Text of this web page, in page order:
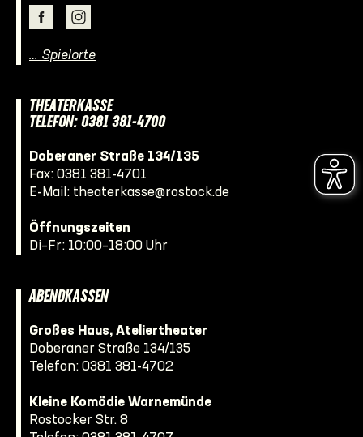
… Spielorte
THEATERKASSE
TELEFON: 0381 381-4700
Doberaner Straße 134/135
Fax: 0381 381-4701
E-Mail: theaterkasse@rostock.de
Öffnungszeiten
Di–Fr: 10:00–18:00 Uhr
ABENDKASSEN
Großes Haus, Ateliertheater
Doberaner Straße 134/135
Telefon: 0381 381-4702
Kleine Komödie Warnemünde
Rostocker Str. 8